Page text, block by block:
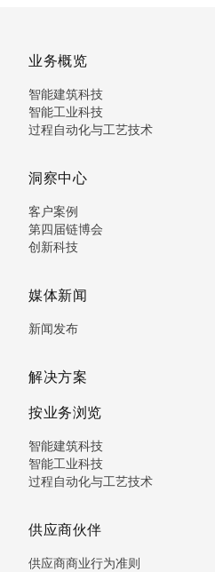
业务概览
智能建筑科技
智能工业科技
过程自动化与工艺技术
洞察中心
客户案例
第四届链博会
创新科技
媒体新闻
新闻发布
解决方案
按业务浏览
智能建筑科技
智能工业科技
过程自动化与工艺技术
供应商伙伴
供应商商业行为准则